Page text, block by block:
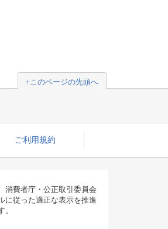
↑このページの先頭へ
ご利用規約
消費者庁・公正取引委員会
に従った適正な表示を推進
。